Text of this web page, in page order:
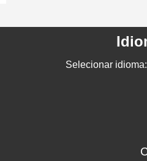
Selecionar idioma: